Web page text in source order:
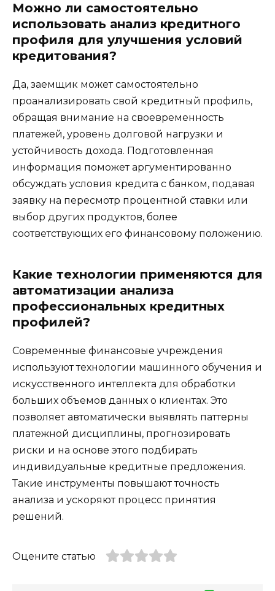
Можно ли самостоятельно
использовать анализ кредитного
профиля для улучшения условий
кредитования?
Да, заемщик может самостоятельно
проанализировать свой кредитный профиль,
обращая внимание на своевременность
платежей, уровень долговой нагрузки и
устойчивость дохода. Подготовленная
информация поможет аргументированно
обсуждать условия кредита с банком, подавая
заявку на пересмотр процентной ставки или
выбор других продуктов, более
соответствующих его финансовому положению.
Какие технологии применяются для
автоматизации анализа
профессиональных кредитных
профилей?
Современные финансовые учреждения
используют технологии машинного обучения и
искусственного интеллекта для обработки
больших объемов данных о клиентах. Это
позволяет автоматически выявлять паттерны
платежной дисциплины, прогнозировать
риски и на основе этого подбирать
индивидуальные кредитные предложения.
Такие инструменты повышают точность
анализа и ускоряют процесс принятия
решений.
Оцените статью